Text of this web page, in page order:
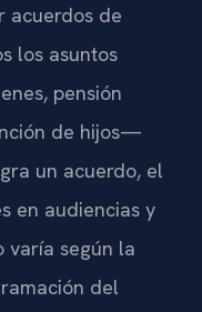
acuerdos de
los asuntos
pensión
de hijos—
un acuerdo, el
en audiencias y
varía según la
del